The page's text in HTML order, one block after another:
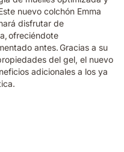
nuevo colchón Emma
disfrutar de
ofreciéndote
antes. Gracias a su
del gel, el nuevo
adicionales a los ya